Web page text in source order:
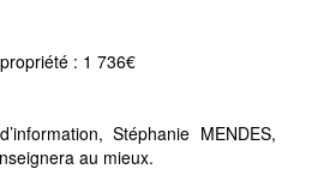
: 1 736€
Stéphanie MENDES,
au mieux.